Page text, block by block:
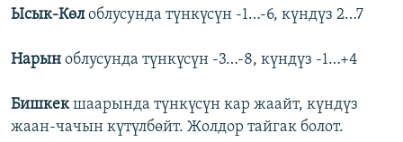
Ысык-Көлоблусунда түнкүсүн -1…-6, күндүз 2…7
Нарын облусунда түнкүсүн -3…-8, күндүз -1…+4
Бишкекшаарында түнкүсүн кар жаайт, күндүз
жаан-чачын күтүлбөйт. Жолдор тайгак болот.